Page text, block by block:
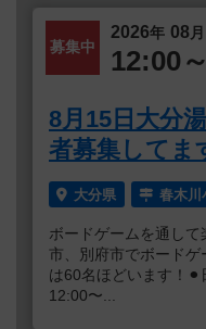
募集中
2026年 08 月
12:00
8月15日大分
者募集してま
大分県 春木川
ボードゲームを通して
市、別府市でボード
は60名ほどいます！⚫︎
12:00〜...